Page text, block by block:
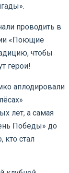
проводить в
«Поющие
чтобы
герои!
аплодировали
лет, а самая
Победы» до
кто стал